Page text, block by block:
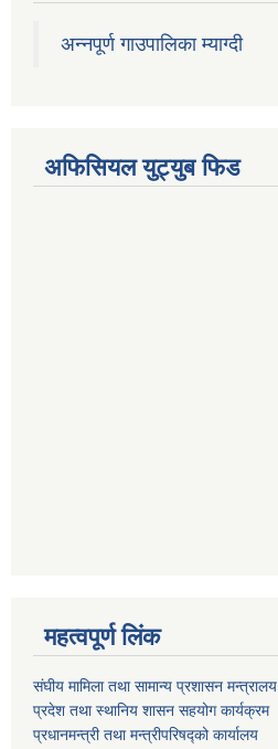
अन्नपूर्ण गाउपालिका म्याग्दी
अफिसियल युट्युब फिड
महत्वपूर्ण लिंक
संघीय मामिला तथा सामान्य प्रशासन मन्त्रालय
प्रदेश तथा स्थानिय शासन सहयोग कार्यक्रम
प्रधानमन्त्री तथा मन्त्रीपरिषद्को कार्यालय